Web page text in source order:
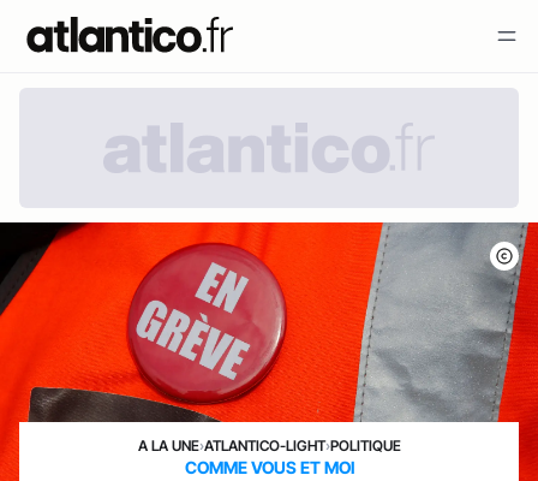
A LA UNE›ATLANTICO-LIGHT›POLITIQUE
COMME VOUS ET MOI